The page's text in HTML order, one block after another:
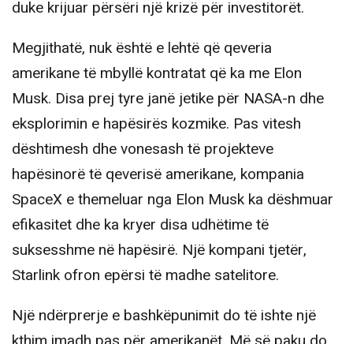
duke krijuar përsëri një krizë për investitorët.
Megjithatë, nuk është e lehtë që qeveria
amerikane të mbyllë kontratat që ka me Elon
Musk. Disa prej tyre janë jetike për NASA-n dhe
eksplorimin e hapësirës kozmike. Pas vitesh
dështimesh dhe vonesash të projekteve
hapësinorë të qeverisë amerikane, kompania
SpaceX e themeluar nga Elon Musk ka dëshmuar
efikasitet dhe ka kryer disa udhëtime të
suksesshme në hapësirë. Një kompani tjetër,
Starlink ofron epërsi të madhe satelitore.
Një ndërprerje e bashkëpunimit do të ishte një